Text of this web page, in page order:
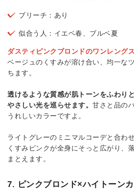
ブリーチ：あり
似合う人：イエベ春、ブルベ夏
ダスティピンクブロンドのワンレングス
ベージュのくすみが溶け合い、均一な
ちます。
透けるような質感が肌トーンをふわり
やさしい光を巡らせます。 甘さと品の
うれしいカラーですよ。
ライトグレーのミニマルコーデと合わ
くすみピンクが全身にそっと広がり、
まとえます。
7. ピンクブロンド×ハイトーン